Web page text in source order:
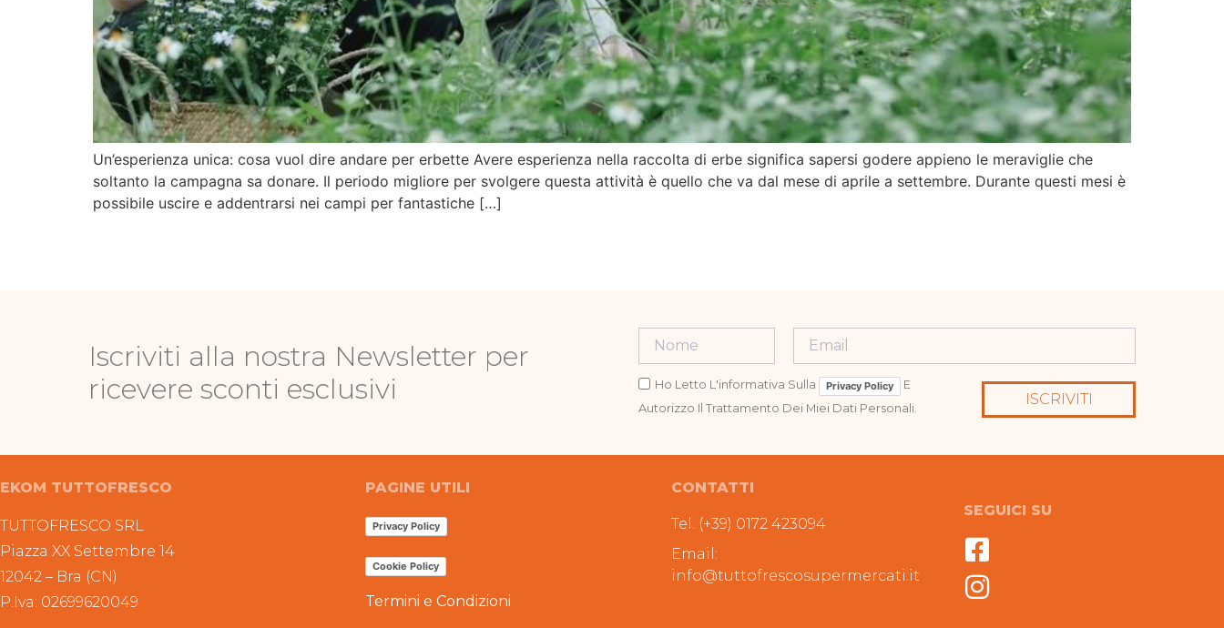
Un’esperienza unica: cosa vuol dire andare per erbette Avere esperienza nella raccolta di erbe significa sapersi godere appieno le meraviglie che
soltanto la campagna sa donare. Il periodo migliore per svolgere questa attività è quello che va dal mese di aprile a settembre. Durante questi mesi è
possibile uscire e addentrarsi nei campi per fantastiche […]
Iscriviti alla nostra Newsletter per
ricevere sconti esclusivi
Ho Letto L'informativa Sulla Privacy Policy
E
Autorizzo Il Trattamento Dei Miei Dati Personali.
ISCRIVITI
EKOM TUTTOFRESCO
TUTTOFRESCO SRL
Piazza XX Settembre 14
12042 – Bra (CN)
P.Iva: 02699620049
PAGINE UTILI
Privacy Policy
Cookie Policy
Termini e Condizioni
CONTATTI
Tel. (+39) 0172 423094
Email:
info@tuttofrescosupermercati.it
SEGUICI SU